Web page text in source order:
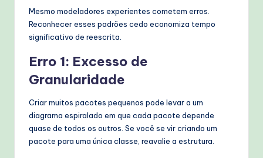
Mesmo modeladores experientes cometem erros.
Reconhecer esses padrões cedo economiza tempo
significativo de reescrita.
Erro 1: Excesso de
Granularidade
Criar muitos pacotes pequenos pode levar a um
diagrama espiralado em que cada pacote depende
quase de todos os outros. Se você se vir criando um
pacote para uma única classe, reavalie a estrutura.